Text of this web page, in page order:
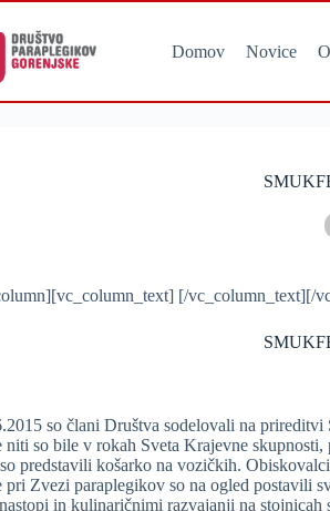
Domov Novice
[/
so člani Društva sodelovali na
niti so bile v rokah Sveta Krajevne
predstavili košarko na vozičkih.
pri Zvezi paraplegikov so na ogled postavili
in kulinaričnimi razvajanji na stojnicah